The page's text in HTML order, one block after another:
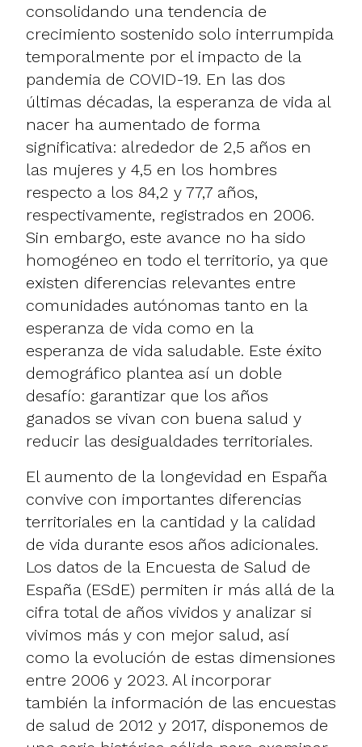
consolidando una tendencia de
crecimiento sostenido solo interrumpida
temporalmente por el impacto de la
pandemia de COVID-19. En las dos
últimas décadas, la esperanza de vida al
nacer ha aumentado de forma
significativa: alrededor de 2,5 años en
las mujeres y 4,5 en los hombres
respecto a los 84,2 y 77,7 años,
respectivamente, registrados en 2006.
Sin embargo, este avance no ha sido
homogéneo en todo el territorio, ya que
existen diferencias relevantes entre
comunidades autónomas tanto en la
esperanza de vida como en la
esperanza de vida saludable. Este éxito
demográfico plantea así un doble
desafío: garantizar que los años
ganados se vivan con buena salud y
reducir las desigualdades territoriales.
El aumento de la longevidad en España
convive con importantes diferencias
territoriales en la cantidad y la calidad
de vida durante esos años adicionales.
Los datos de la Encuesta de Salud de
España (ESdE) permiten ir más allá de la
cifra total de años vividos y analizar si
vivimos más y con mejor salud, así
como la evolución de estas dimensiones
entre 2006 y 2023. Al incorporar
también la información de las encuestas
de salud de 2012 y 2017, disponemos de